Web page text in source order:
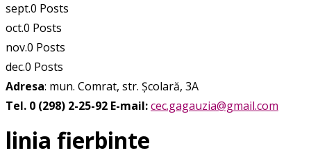
sept.0 Posts
oct.0 Posts
nov.0 Posts
dec.0 Posts
Adresa: mun. Comrat, str. Școlară, 3A
Tel. 0 (298) 2-25-92 E-mail:cec.gagauzia@gmail.com
linia fierbinte